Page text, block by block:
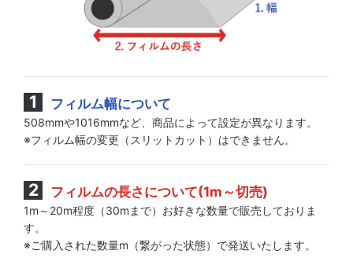
フィルム幅について
508mmや1016mmなど、商品によって設定が異なります。
※フィルム幅の変更（スリットカット）はできません。
フィルムの長さについて(1m～切売)
1m～20m程度（30mまで）お好きな数量で販売しておりま
す。
※ご購入された数量m（繋がった状態）で発送いたします。